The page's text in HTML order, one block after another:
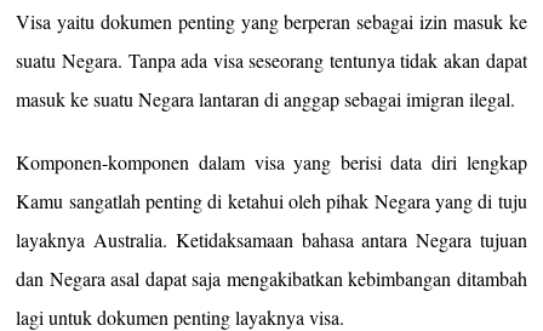
Visa yaitu dokumen penting yang berperan sebagai izin masuk ke
suatu Negara. Tanpa ada visa seseorang tentunya tidak akan dapat
masuk ke suatu Negara lantaran di anggap sebagai imigran ilegal.
Komponen-komponen dalam visa yang berisi data diri lengkap
Kamu sangatlah penting di ketahui oleh pihak Negara yang di tuju
layaknya Australia. Ketidaksamaan bahasa antara Negara tujuan
dan Negara asal dapat saja mengakibatkan kebimbangan ditambah
lagi untuk dokumen penting layaknya visa.